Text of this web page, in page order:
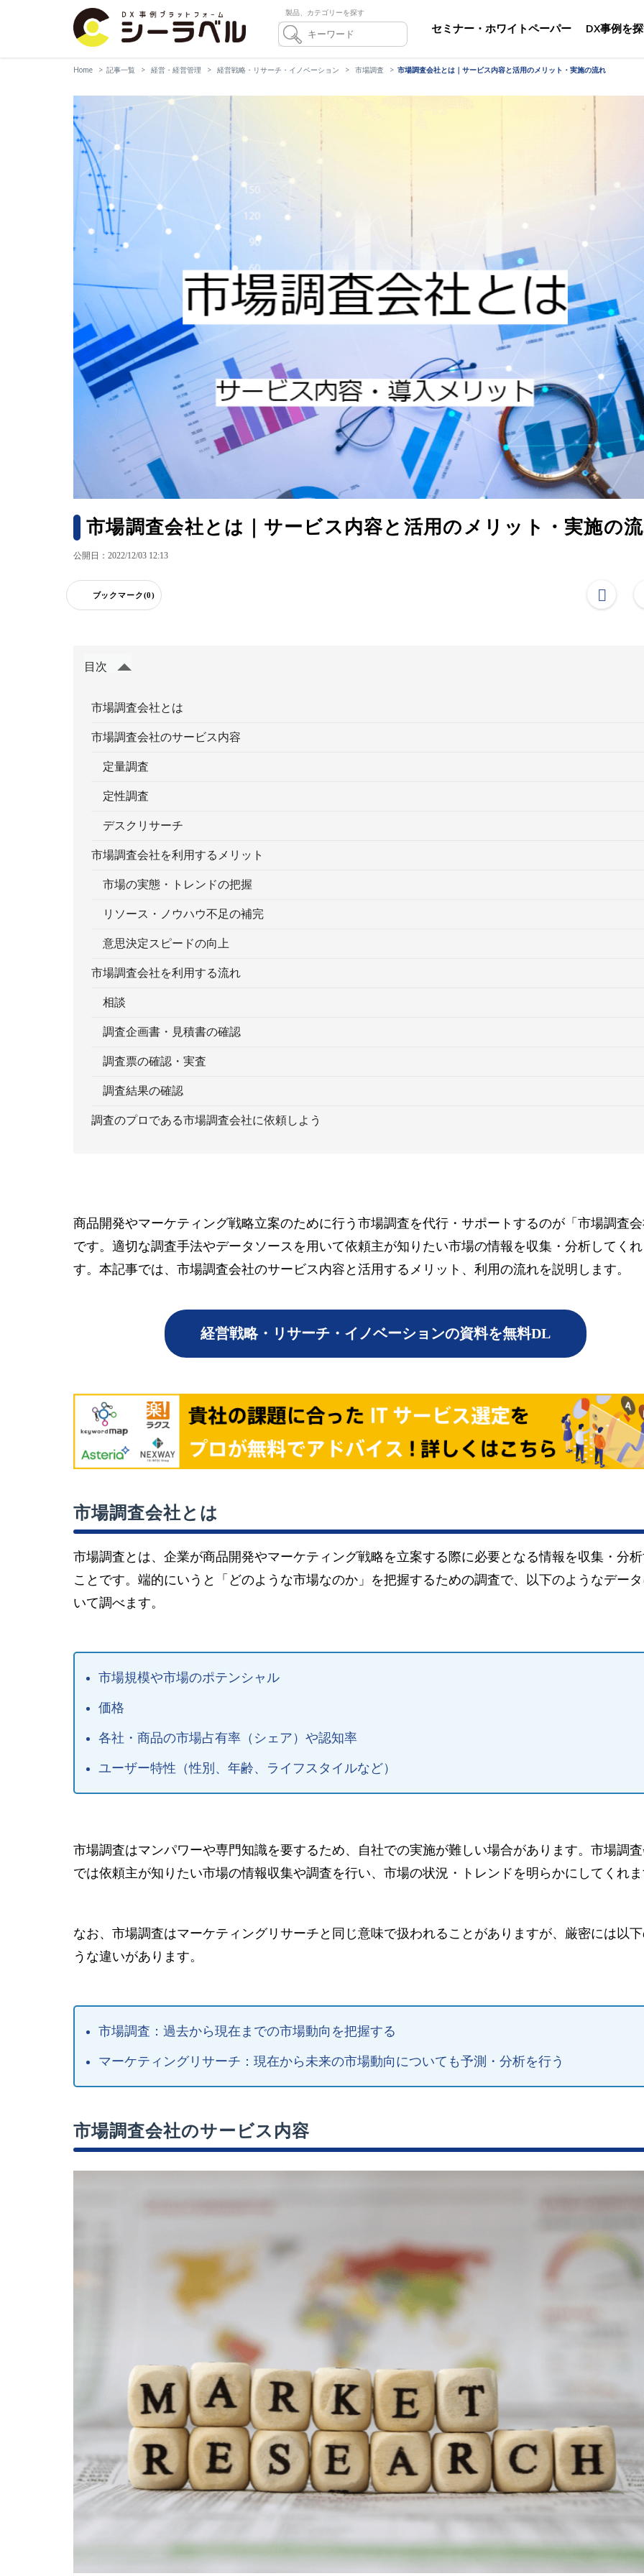
製品、カテゴリーを探す
セミナー・ホワイトペーパー DX事例を
Home 記事一覧 経営・経営管理 経営戦略・リサーチ・イノベーション 市場調査 市場調査会社とは｜サービス内容と活用のメリット・実施の流れ
市場調査会社とは｜サービス内容と活用のメリット・実施の
公開日：2022/12/03 12:13
ブックマーク(0)
目次
市場調査会社とは
市場調査会社のサービス内容
定量調査
定性調査
デスクリサーチ
市場調査会社を利用するメリット
市場の実態・トレンドの把握
リソース・ノウハウ不足の補完
意思決定スピードの向上
市場調査会社を利用する流れ
相談
調査企画書・見積書の確認
調査票の確認・実査
調査結果の確認
調査のプロである市場調査会社に依頼しよう
商品開発やマーケティング戦略立案のために行う市場調査を代行・サポートするのが「市場調査
です。適切な調査手法やデータソースを用いて依頼主が知りたい市場の情報を収集・分析してく
す。本記事では、市場調査会社のサービス内容と活用するメリット、利用の流れを説明します。
経営戦略・リサーチ・イノベーションの資料を無料DL
市場調査会社とは
市場調査とは、企業が商品開発やマーケティング戦略を立案する際に必要となる情報を収集・分
ことです。端的にいうと「どのような市場なのか」を把握するための調査で、以下のようなデー
いて調べます。
市場規模や市場のポテンシャル
価格
各社・商品の市場占有率（シェア）や認知率
ユーザー特性（性別、年齢、ライフスタイルなど）
市場調査はマンパワーや専門知識を要するため、自社での実施が難しい場合があります。市場調
では依頼主が知りたい市場の情報収集や調査を行い、市場の状況・トレンドを明らかにしてくれ
なお、市場調査はマーケティングリサーチと同じ意味で扱われることがありますが、厳密には以
うな違いがあります。
市場調査：過去から現在までの市場動向を把握する
マーケティングリサーチ：現在から未来の市場動向についても予測・分析を行う
市場調査会社のサービス内容